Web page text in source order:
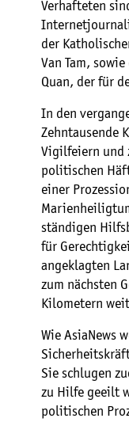
Verhafteten
der
Van Tam,
Quan, der für
In den
Zehntausende
Vigilfeiern und
politischen
einer
ständigen
für
angeklagten
zum nächsten
Kilometern
Wie AsiaNews
Sie schlugen
zu Hilfe geeilt
politischen